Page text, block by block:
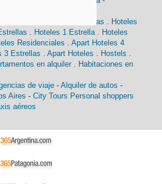
Hoteles 4 Estrellas
Hoteles
Hoteles 1 Estrella
Hoteles
Residenciales
Apart Hoteles 4
3 Estrellas Apart Hoteles Hostels
en alquiler
Habitaciones en
de viaje - Alquiler de autos -
Aires - City Tours Personal shoppers
aéreos